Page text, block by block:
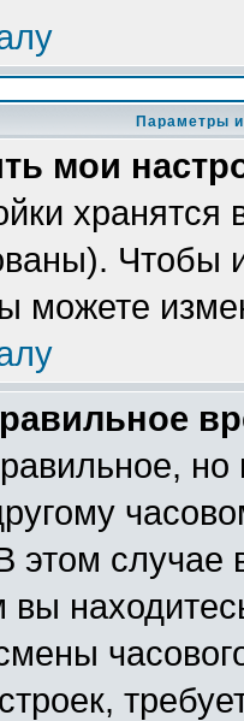
Параметры
мои
хранятся
Чтобы
можете
этом
вы